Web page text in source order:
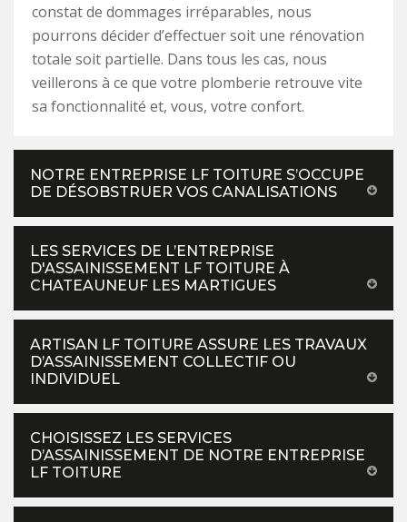
constat de dommages irréparables, nous
pourrons décider d’effectuer soit une rénovation
totale soit partielle. Dans tous les cas, nous
veillerons à ce que votre plomberie retrouve vite
sa fonctionnalité et, vous, votre confort.
NOTRE ENTREPRISE LF TOITURE S’OCCUPE
DE DÉSOBSTRUER VOS CANALISATIONS
LES SERVICES DE L’ENTREPRISE
D'ASSAINISSEMENT LF TOITURE À
CHATEAUNEUF LES MARTIGUES
ARTISAN LF TOITURE ASSURE LES TRAVAUX
D’ASSAINISSEMENT COLLECTIF OU
INDIVIDUEL
CHOISISSEZ LES SERVICES
D’ASSAINISSEMENT DE NOTRE ENTREPRISE
LF TOITURE